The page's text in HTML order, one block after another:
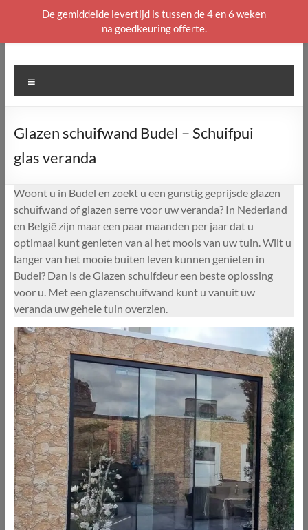
naar
Glazen schuifwand Budel – Schuifpui
glas veranda
Woont u in Budel en zoekt u een gunstig geprijsde glazen
schuifwand of glazen serre voor uw veranda? In Nederland
en België zijn maar een paar maanden per jaar dat u
optimaal kunt genieten van al het moois van uw tuin. Wilt u
langer van het mooie buiten leven kunnen genieten in
Budel? Dan is de Glazen schuifdeur een beste oplossing
voor u. Met een glazenschuifwand kunt u vanuit uw
veranda uw gehele tuin overzien.
De gemiddelde levertijd is tussen de 4 en 6 weken
na goedkeuring offerte.